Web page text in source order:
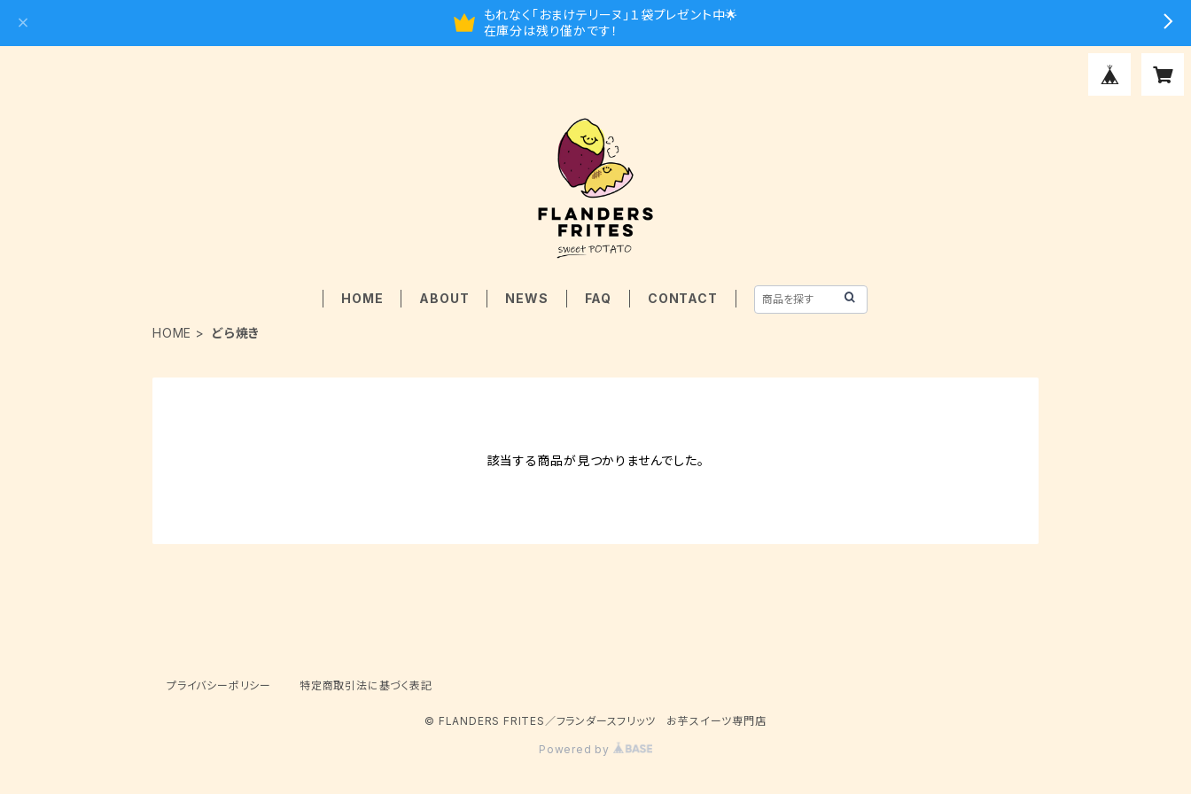
もれなく「おまけテリーヌ」１袋プレゼント中🌟
在庫分は残り僅かです！
HOME ABOUT NEWS FAQ CONTACT
HOME どら焼き
該当する商品が見つかりませんでした。
プライバシーポリシー 特定商取引法に基づく表記
© FLANDERS FRITES／フランダースフリッツ お芋スイーツ専門店
Powered by